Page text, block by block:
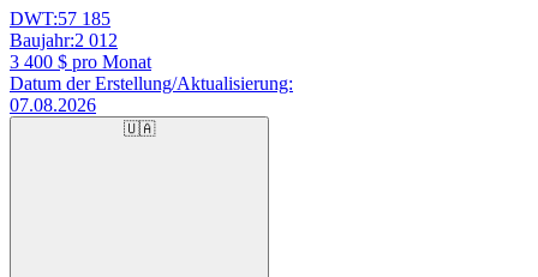
DWT:57 185
Baujahr:2 012
3 400 $ pro Monat
Datum der Erstellung/Aktualisierung:
07.08.2026
🇺🇦